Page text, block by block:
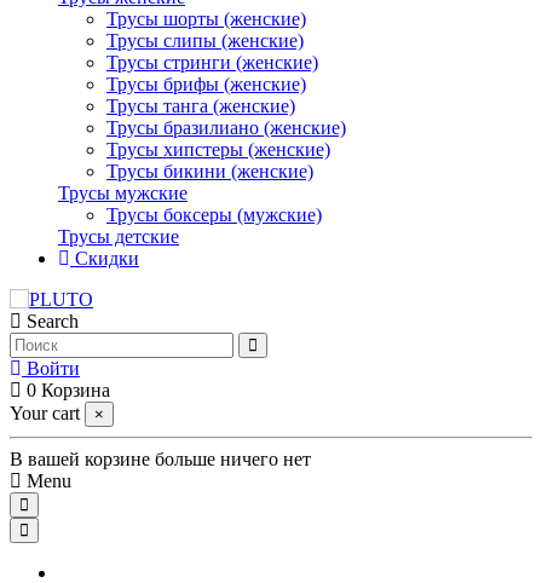
Трусы шорты (женские)
Трусы слипы (женские)
Трусы стринги (женские)
Трусы брифы (женские)
Трусы танга (женские)
Трусы бразилиано (женские)
Трусы хипстеры (женские)
Трусы бикини (женские)
Трусы мужские
Трусы боксеры (мужские)
Трусы детские
Скидки
Search
Войти
0 Корзина
Your cart
×
В вашей корзине больше ничего нет
Menu